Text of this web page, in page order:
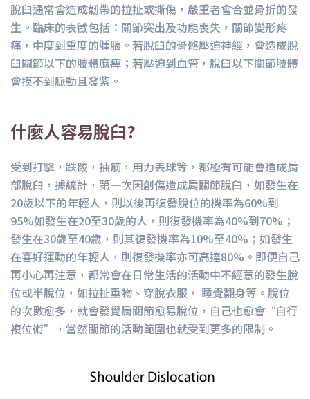
脫臼通常會造成韌帶的拉扯或撕傷，嚴重者會合並骨折的發
生。臨床的表徵包括：關節突出及功能喪失，關節變形疼
痛，中度到重度的腫脹。若脫臼的骨骼壓迫神經，會造成脫
臼關節以下的肢體麻痺；若壓迫到血管，脫臼以下關節肢體
會摸不到脈動且發紫。
什麼人容易脫臼?
受到打擊，跌跤，抽筋，用力丟球等，都極有可能會造成肩
部脫臼，據統計，第一次因創傷造成肩關節脫臼，如發生在
20歲以下的年輕人，則以後再復發脫位的機率為60%到
95%如發生在20至30歲的人，則復發機率為40%到70%；
發生在30歲至40歲，則其復發機率為10%至40%；如發生
在喜好運動的年輕人，則復發機率亦可高達80%。即便自己
再小心再注意，都常會在日常生活的活動中不經意的發生脫
位或半脫位，如拉扯重物、穿脫衣服， 睡覺翻身等。脫位
的次數愈多，就會發覺肩關節愈易脫位，自己也愈會“自行
複位術”，當然關節的活動範圍也就受到更多的限制。